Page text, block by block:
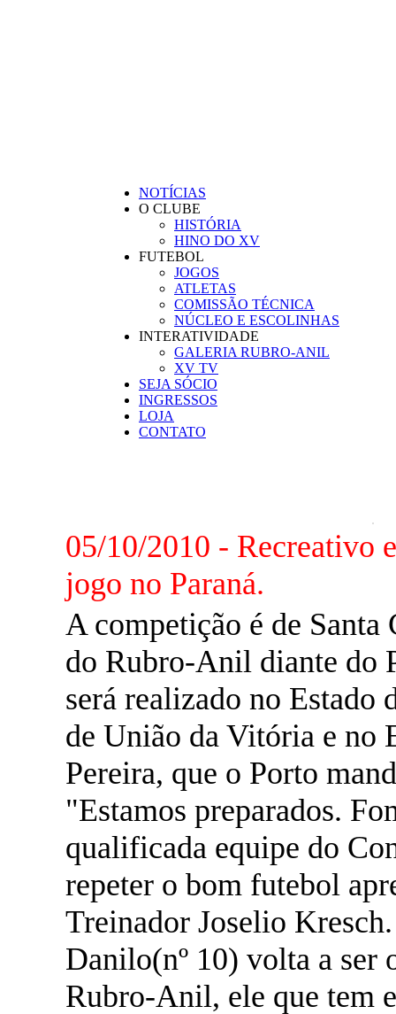
NOTÍCIAS
O CLUBE
HISTÓRIA
HINO DO XV
FUTEBOL
JOGOS
ATLETAS
COMISSÃO TÉCNICA
NÚCLEO E ESCOLINHAS
INTERATIVIDADE
GALERIA RUBRO-ANIL
XV TV
SEJA SÓCIO
INGRESSOS
LOJA
CONTATO
05/10/2010 - Recreativo
jogo no Paraná.
A competição é de Santa
do Rubro-Anil diante do
será realizado no Estado
de União da Vitória e no
Pereira, que o Porto
"Estamos preparados.
qualificada equipe do
repeter o bom futebol
Treinador Joselio Kresch.
Danilo(nº 10) volta a ser
Rubro-Anil, ele que tem